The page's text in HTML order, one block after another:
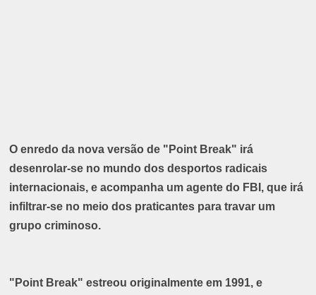
O enredo da nova versão de "Point Break" irá
desenrolar-se no mundo dos desportos radicais
internacionais, e acompanha um agente do FBI, que irá
infiltrar-se no meio dos praticantes para travar um
grupo criminoso.
"Point Break" estreou originalmente em 1991, e